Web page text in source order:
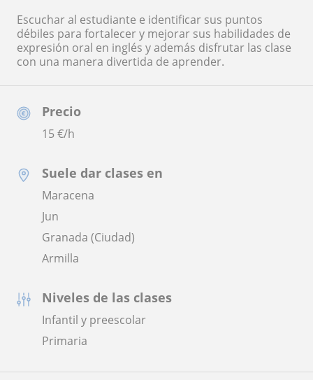
Precio
15€/h
Suele dar clases en
Maracena
Jun
Granada (Ciudad)
Armilla
Niveles de las clases
Infantil y preescolar
Primaria
Escuchar al estudiante e identificar sus puntos
débiles para fortalecer y mejorar sus habilidades de
expresión oral en inglés y además disfrutar las clase
con una manera divertida de aprender.